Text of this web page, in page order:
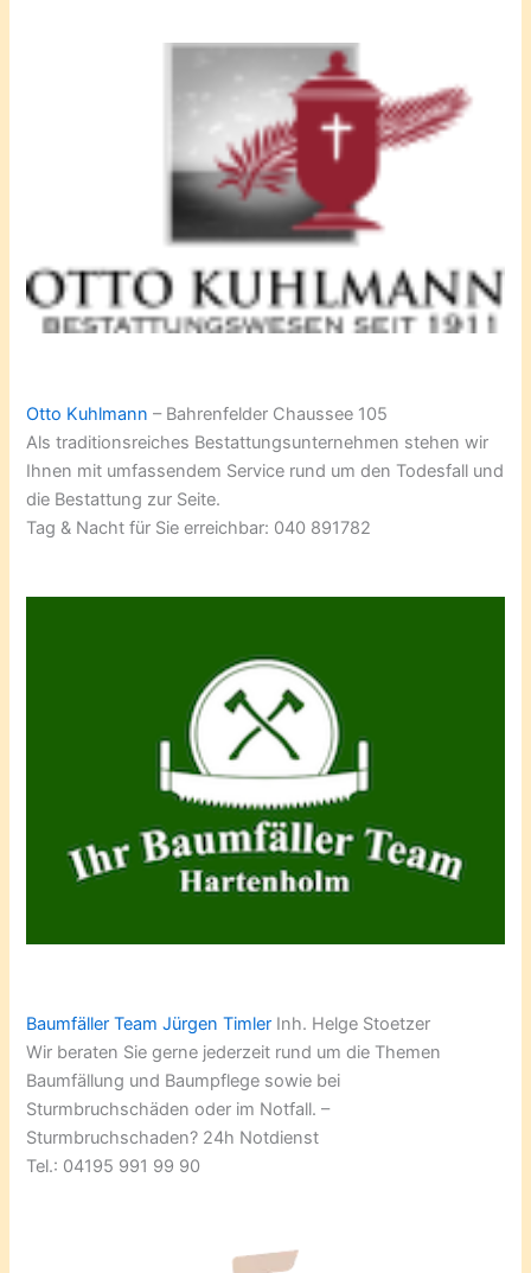
Otto Kuhlmann – Bahrenfelder Chaussee 105
Als traditionsreiches Bestattungsunternehmen stehen wir
Ihnen mit umfassendem Service rund um den Todesfall und
die Bestattung zur Seite.
Tag & Nacht für Sie erreichbar: 040 891782
Baumfäller Team Jürgen Timler Inh. Helge Stoetzer
Wir beraten Sie gerne jederzeit rund um die Themen
Baumfällung und Baumpflege sowie bei
Sturmbruchschäden oder im Notfall. –
Sturmbruchschaden? 24h Notdienst
Tel.: 04195 991 99 90